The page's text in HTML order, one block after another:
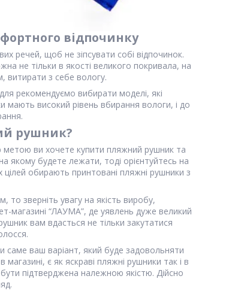
відпочинку
речей, щоб не зіпсувати собі відпочинок.
не тільки в якості великого покривала, на
витирати з себе вологу.
рекомендуємо вибирати моделі, які
мають високий рівень вбирання вологи, і до
рушник?
ви хочете купити пляжний рушник та
якому будете лежати, тоді орієнтуйтесь на
обирають принтовані пляжні рушники з
зверніть увагу на якість виробу,
магазині “ЛАУМА”, де уявлень дуже великий
вам вдасться не тільки закутатися
саме ваш варіант, який буде задовольняти
є як яскраві пляжні рушники так і в
підтверджена належною якістю. Дійсно